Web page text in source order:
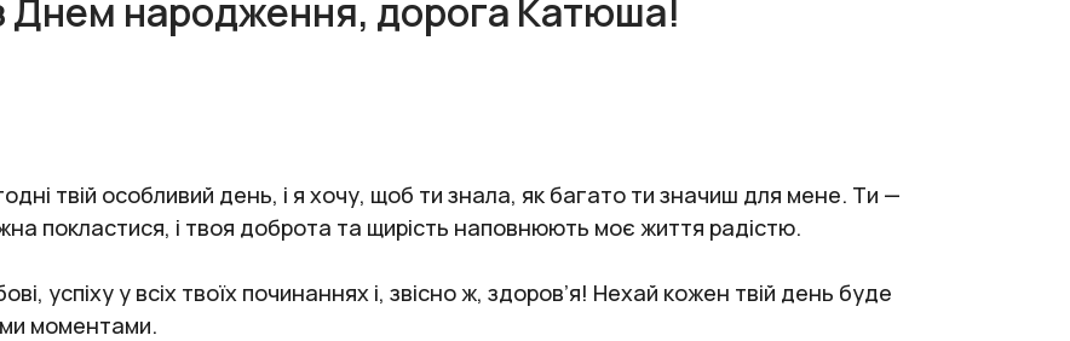
Днем народження, дорога Катюша!
твій особливий день, і я хочу, щоб ти знала, як багато ти значиш для мене. Ти —
покластися, і твоя доброта та щирість наповнюють моє життя радістю.
успіху у всіх твоїх починаннях і, звісно ж, здоров’я! Нехай кожен твій день буде
моментами.